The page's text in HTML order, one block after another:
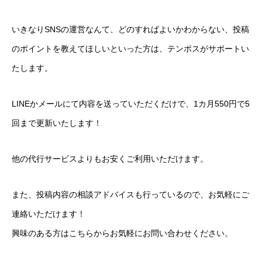
いきなりSNSの運営なんて、どのすればよいかわからない、投稿
のポイントを教えてほしいといった方は、テンポスがサポートい
たします。
LINEかメールにて内容を送っていただくだけで、1カ月550円で5
回まで更新いたします！
他の代行サービスよりもお安くご利用いただけます。
また、投稿内容の相談アドバイスも行っているので、お気軽にご
連絡いただけます！
興味のある方はこちらからお気軽にお問い合わせください。